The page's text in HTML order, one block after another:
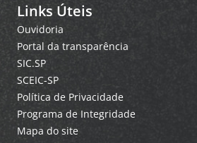
Links Úteis
Ouvidoria
Portal da transparência
SIC.SP
SCEIC-SP
Política de Privacidade
Programa de Integridade
Mapa do site